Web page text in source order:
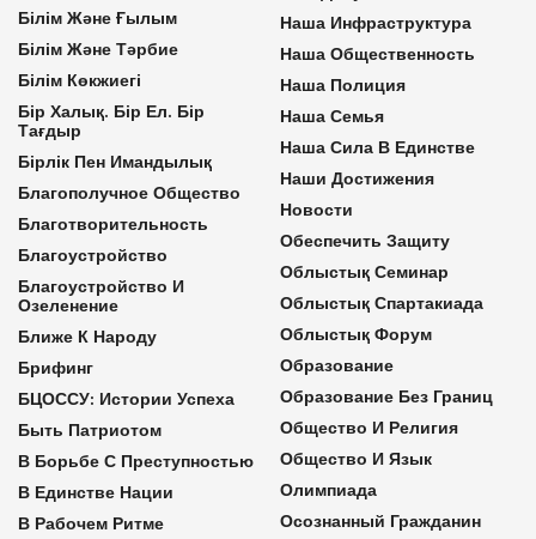
Білім Және Ғылым
Білім Және Тәрбие
Білім Көкжиегі
Бір Халық. Бір Ел. Бір
Тағдыр
Бірлік Пен Имандылық
Благополучное Общество
Благотворительность
Благоустройство
Благоустройство И
Озеленение
Ближе К Народу
Брифинг
БЦОССУ: Истории Успеха
Быть Патриотом
В Борьбе С Преступностью
В Единстве Нации
В Рабочем Ритме
Наша Инфраструктура
Наша Общественность
Наша Полиция
Наша Семья
Наша Сила В Единстве
Наши Достижения
Новости
Обеспечить Защиту
Облыстық Семинар
Облыстық Спартакиада
Облыстық Форум
Образование
Образование Без Границ
Общество И Религия
Общество И Язык
Олимпиада
Осознанный Гражданин